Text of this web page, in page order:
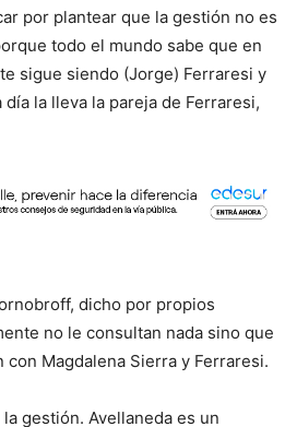
por plantear que la gestión no es
todo el mundo sabe que en
sigue siendo (Jorge) Ferraresi y
la lleva la pareja de Ferraresi,
dicho por propios
no le consultan nada sino que
con Magdalena Sierra y Ferraresi.
gestión. Avellaneda es un